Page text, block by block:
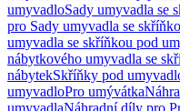
umyvadloSady umyvadla se
pro Sady umyvadla se
umyvadla se skříňkou pod
nábytkového umyvadla se
nábytekSkříňky pod
umyvadloPro umývátka
umyvadlaNáhradní díly pro